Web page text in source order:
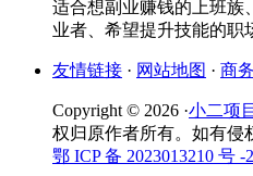
适合想副业赚钱的上班族
业者、希望提升技能的职
友情链接 · 网站地图 · 商
Copyright © 2026 ·小二项
权归原作者所有。如有侵
鄂 ICP 备 2023013210 号 -2